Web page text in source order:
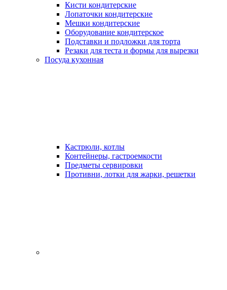
Кисти кондитерские
Лопаточки кондитерские
Мешки кондитерские
Оборудование кондитерское
Подставки и подложки для торта
Резаки для теста и формы для вырезки
Посуда кухонная
Кастрюли, котлы
Контейнеры, гастроемкости
Предметы сервировки
Противни, лотки для жарки, решетки